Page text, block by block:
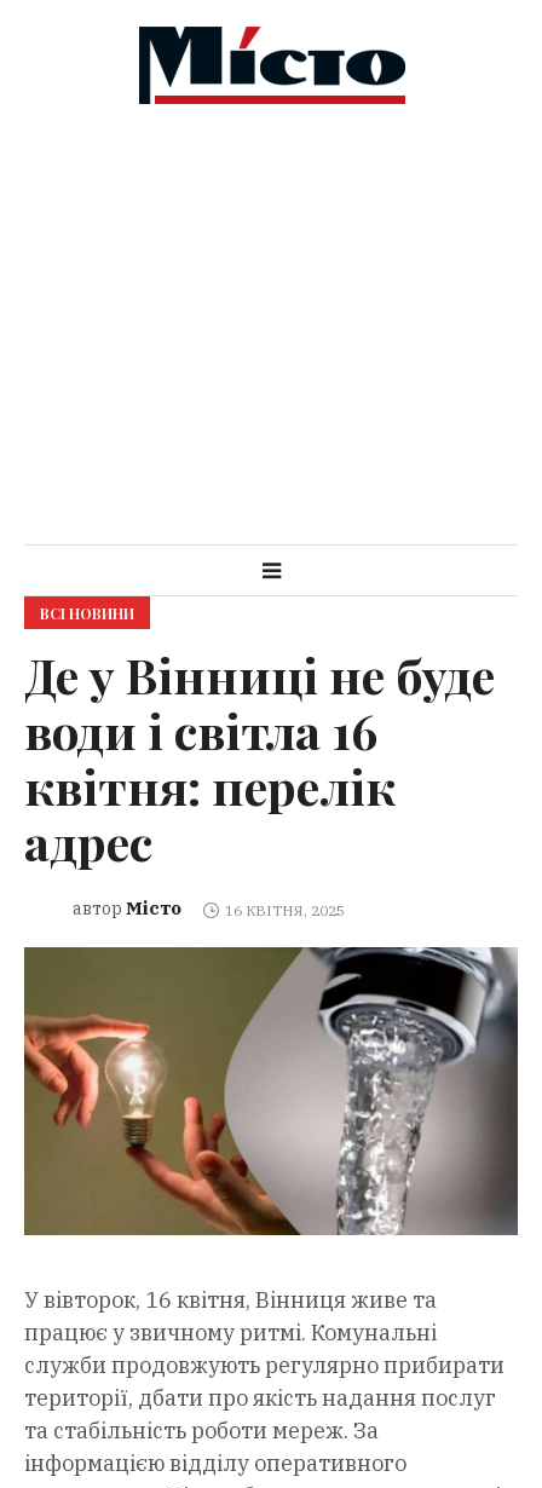
ВСІ НОВИНИ
Де у Вінниці не буде
води і світла 16
квітня: перелік
адрес
автор Місто 16 КВІТНЯ, 2025
У вівторок, 16 квітня, Вінниця живе та
працює у звичному ритмі. Комунальні
служби продовжують регулярно прибирати
території, дбати про якість надання послуг
та стабільність роботи мереж. За
інформацією відділу оперативного